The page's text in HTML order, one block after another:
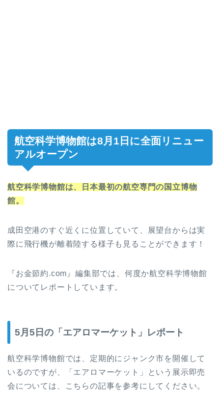
航空科学博物館は8月1日に全面リニュー
アルオープン
航空科学博物館は、日本最初の航空専門の国立博物
館。
成田空港のすぐ近くに位置していて、展望台からは実
際に飛行機が離着陸する様子も見ることができます！
『お金節約.com』編集部では、何度か航空科学博物館
についてレポートしています。
5月5日の「エアロマーケット」レポート
航空科学博物館では、定期的にジャンク市を開催して
いるのですが、「エアロマーケット」という展示即売
会については、こちらの記事を参考にしてください。